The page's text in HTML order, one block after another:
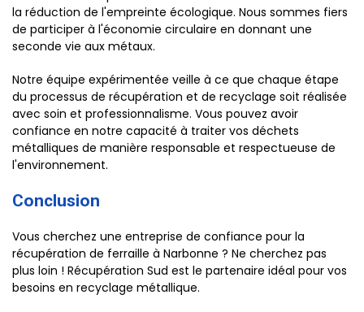
la réduction de l'empreinte écologique. Nous sommes fiers
de participer à l'économie circulaire en donnant une
seconde vie aux métaux.
Notre équipe expérimentée veille à ce que chaque étape
du processus de récupération et de recyclage soit réalisée
avec soin et professionnalisme. Vous pouvez avoir
confiance en notre capacité à traiter vos déchets
métalliques de manière responsable et respectueuse de
l'environnement.
Conclusion
Vous cherchez une entreprise de confiance pour la
récupération de ferraille à Narbonne ? Ne cherchez pas
plus loin ! Récupération Sud est le partenaire idéal pour vos
besoins en recyclage métallique.